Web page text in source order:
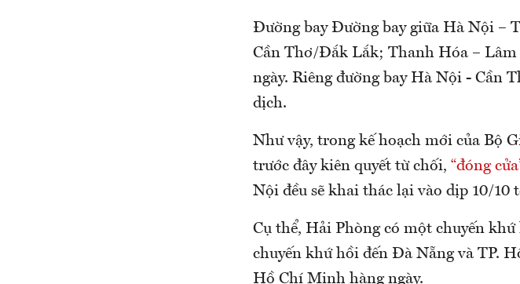
Đường bay Đường bay giữa Hà Nội –
Cần Thơ/Đắk Lắk; Thanh Hóa –
ngày. Riêng đường bay Hà Nội -
dịch.
Như vậy, trong kế hoạch mới của Bộ
trước đây kiên quyết từ chối, “đóng
Nội đều sẽ khai thác lại vào dịp 10/10
Cụ thể, Hải Phòng có một chuyến
chuyến khứ hồi đến Đà Nẵng và TP.
Hồ Chí Minh hàng ngày.